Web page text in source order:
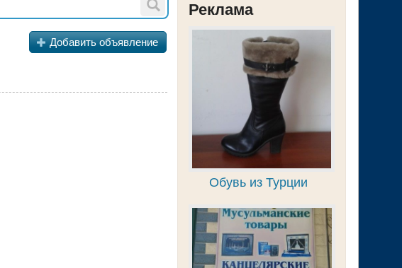
+ Добавить объявление
Реклама
Обувь из Турции